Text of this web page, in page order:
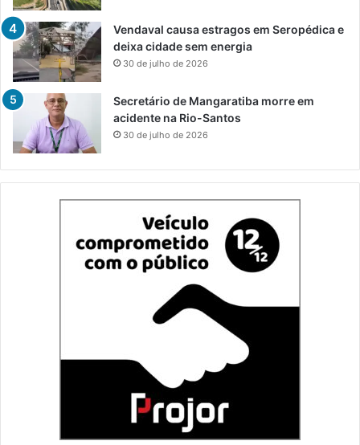
Vendaval causa estragos em Seropédica e
deixa cidade sem energia
30 de julho de 2026
Secretário de Mangaratiba morre em
acidente na Rio-Santos
30 de julho de 2026